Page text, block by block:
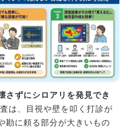
さずにシロアリを発見でき
は、目視や壁を叩く打診が
勘に頼る部分が大きいもの